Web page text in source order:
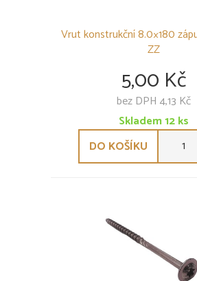
Vrut konstrukční 8.0×180
ZZ
5,00 Kč
bez DPH 4,13 Kč
Skladem12ks
DO KOŠÍKU